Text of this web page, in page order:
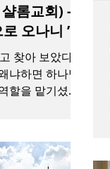
롬교회) -
오나니 ”
찾아 보았다가
냐하면 하나님
할을 맡기셨기